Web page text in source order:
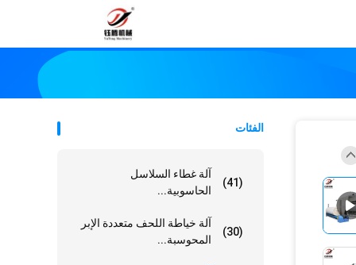
الفئات
آلة غطاء السلاسل
الحاسوبية...
(41)
آلة خياطة اللحف متعددة الإبر
المحوسبة...
(30)